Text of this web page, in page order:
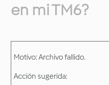
en mi TM6?
Motivo: Archivo fallido.
Acción sugerida: